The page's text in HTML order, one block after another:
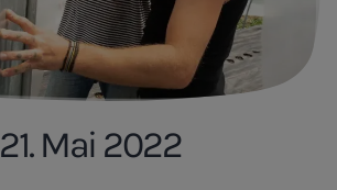
21. Mai 2022